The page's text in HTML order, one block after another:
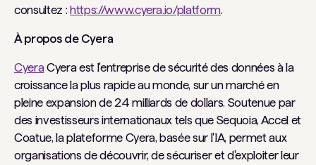
consultez : https://www.cyera.io/platform.
À propos de Cyera
CyeraCyera est l'entreprise de sécurité des données à la
croissance la plus rapide au monde, sur un marché en
pleine expansion de 24 milliards de dollars. Soutenue par
des investisseurs internationaux tels que Sequoia, Accel et
Coatue, la plateforme Cyera, basée sur l'IA, permet aux
organisations de découvrir, de sécuriser et d'exploiter leur